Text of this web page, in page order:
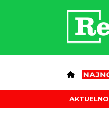
AKTUELNO